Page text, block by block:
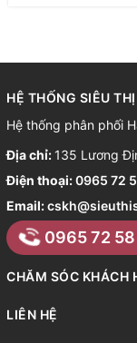
HỆ THỐNG SIÊU
Hệ thống phân phối
Địa chỉ: 135 Lương
Điện thoại:0965 72
Email:
0965 72 58
CHĂM SÓC KHÁCH
LIÊN HỆ